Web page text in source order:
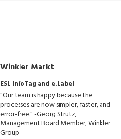
Winkler Markt
ESL InfoTag and e.Label
"Our team is happy because the
processes are now simpler, faster, and
error-free." -Georg Strutz,
Management Board Member, Winkler
Group